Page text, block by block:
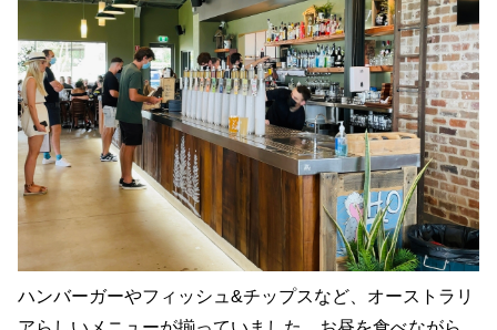
ハンバーガーやフィッシュ&チップスなど、オーストラリ